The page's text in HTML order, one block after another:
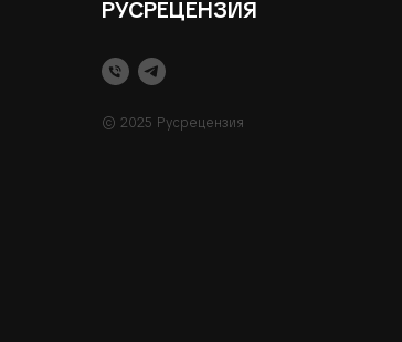
РУСРЕЦЕНЗИЯ
© 2025 Русрецензия